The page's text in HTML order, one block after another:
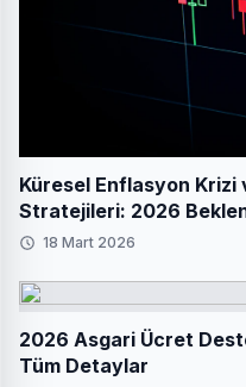
Küresel Enflasyon Krizi
Stratejileri: 2026
18 Mart 2026
2026 Asgari Ücret
Tüm Detaylar